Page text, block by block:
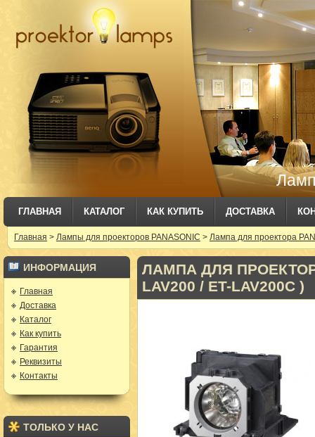
ГЛАВНАЯ КАТАЛОГ КАК КУПИТЬ ДОСТАВКА
Главная > Лампы для проекторов PANASONIC > Лампа для проектора
ИНФОРМАЦИЯ
Главная
Доставка
Каталог
Как купить
Гарантия
Реквизиты
Контакты
ТОЛЬКО У НАС
ЛАМПА ДЛЯ ПРОЕКТОРА
LAV200 / ET-LAV200C )